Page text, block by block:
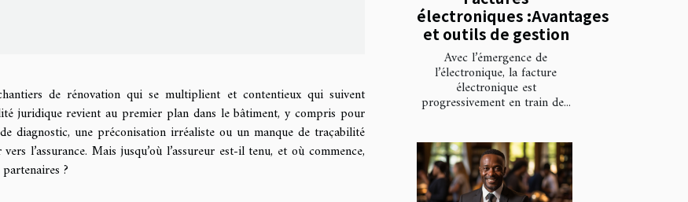
de rénovation qui se multiplient et contentieux qui suivent
juridique revient au premier plan dans le bâtiment, y compris pour
diagnostic, une préconisation irréaliste ou un manque de traçabilité
l’assurance. Mais jusqu’où l’assureur est-il tenu, et où commence,
?
électroniques :Avantages
et outils de gestion
Avec l’émergence de
l’électronique, la facture
électronique est
progressivement en train de...